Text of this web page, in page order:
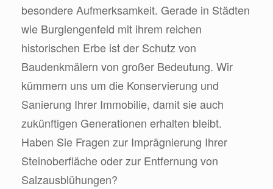
besondere Aufmerksamkeit. Gerade in Städten
wie Burglengenfeld mit ihrem reichen
historischen Erbe ist der Schutz von
Baudenkmälern von großer Bedeutung. Wir
kümmern uns um die Konservierung und
Sanierung Ihrer Immobilie, damit sie auch
zukünftigen Generationen erhalten bleibt.
Haben Sie Fragen zur Imprägnierung Ihrer
Steinoberfläche oder zur Entfernung von
Salzausblühungen?